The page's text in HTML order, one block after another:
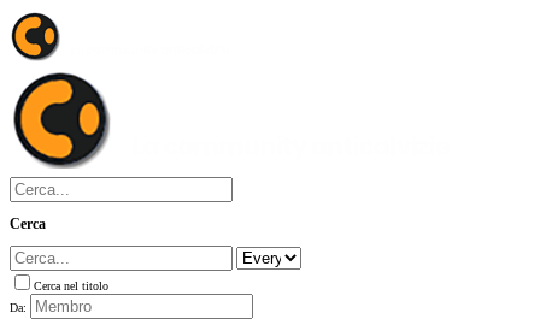
Cerca
Cerca nel titolo
Da: